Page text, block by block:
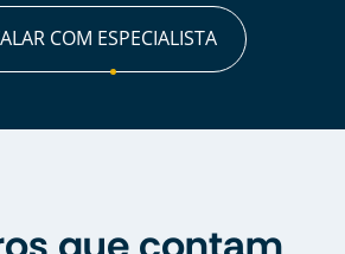
COM ESPECIALISTA